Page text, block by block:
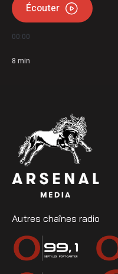
Écouter
00:00
8 min
Autres chaînes radio